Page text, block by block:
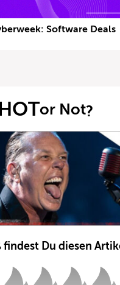
Software Deals
or Not?
findest Du diesen